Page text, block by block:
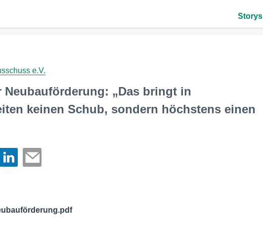
Storys
e.V.
Neubauförderung: „Das bringt in
keinen Schub, sondern höchstens einen